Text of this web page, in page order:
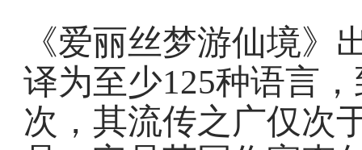
《爱丽丝梦游仙境》
译为至少125种语言
次，其流传之广仅次